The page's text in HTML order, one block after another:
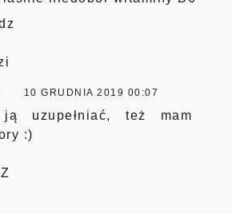
10 GRUDNIA 2019 00:07
ją uzupełniać, też mam
:)